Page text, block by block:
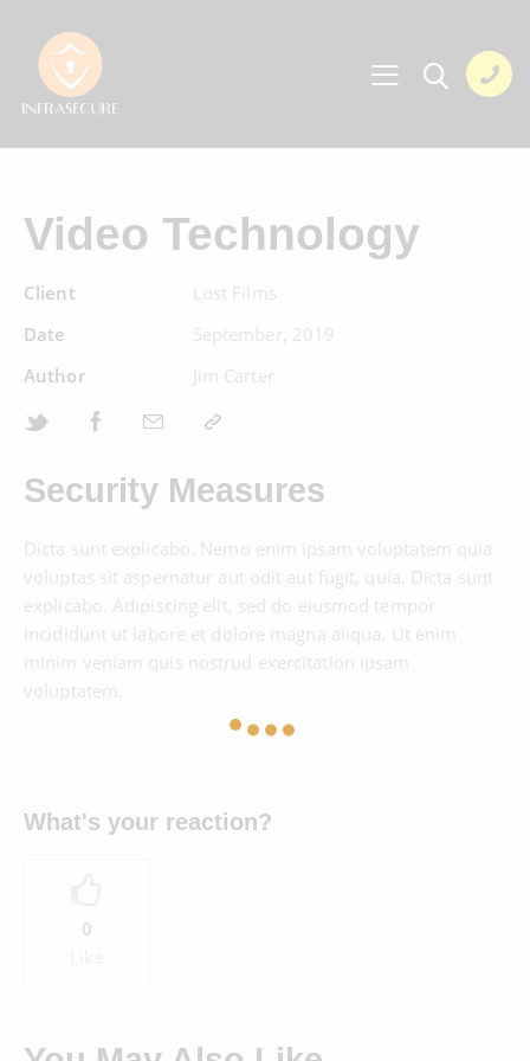
Video Technology
Security Measures
Dicta sunt explicabo. Nemo enim ipsam voluptatem quia
voluptas sit aspernatur aut odit aut fugit, quia. Dicta sunt
explicabo. Adipiscing elit, sed do eiusmod tempor
incididunt ut labore et dolore magna aliqua. Ut enim
minim veniam quis nostrud exercitation ipsam
voluptatem.
Client
Lost Films
Date
September, 2019
Author
Jim Carter
What's your reaction?
0